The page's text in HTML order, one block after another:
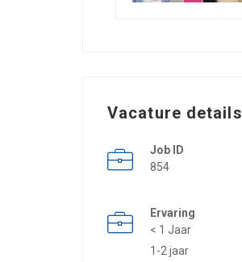
Vacature details
Job ID
854
Ervaring
< 1 Jaar
1-2 jaar